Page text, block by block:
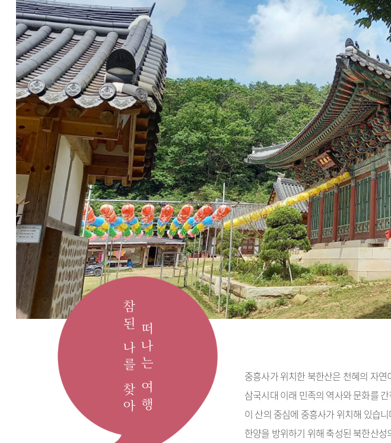
참된 나를 찾아떠나는 여행
중흥사가 위치한 북한산은 천혜의 자연
삼국시대 이래 민족의 역사와 문화를
이 산의 중심에 중흥사가 위치해 있습
한양을 방위하기 위해 축성된 북한산성